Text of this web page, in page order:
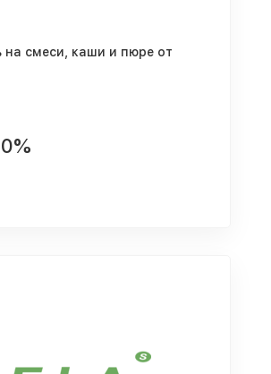
на смеси, каши и пюре от